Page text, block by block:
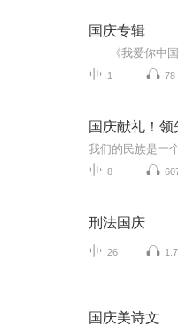
国庆专辑
1 78
国庆献礼！
8
刑法国庆
26
国庆美诗文